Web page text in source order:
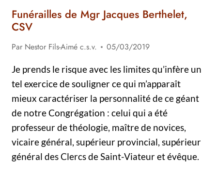
Funérailles de Mgr Jacques Berthelet,
CSV
Par Nestor Fils-Aimé c.s.v.
05/03/2019
Je prends le risque avec les limites qu’infère un
tel exercice de souligner ce qui m’apparaît
mieux caractériser la personnalité de ce géant
de notre Congrégation : celui qui a été
professeur de théologie, maître de novices,
vicaire général, supérieur provincial, supérieur
général des Clercs de Saint-Viateur et évêque.